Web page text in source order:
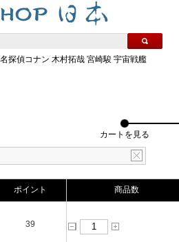
名探偵コナン 木村拓哉 宮崎駿 宇宙戦艦
カートを見る
ポイント 商品数
39